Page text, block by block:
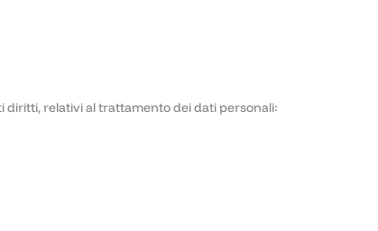
diritti, relativi al trattamento dei dati personali: